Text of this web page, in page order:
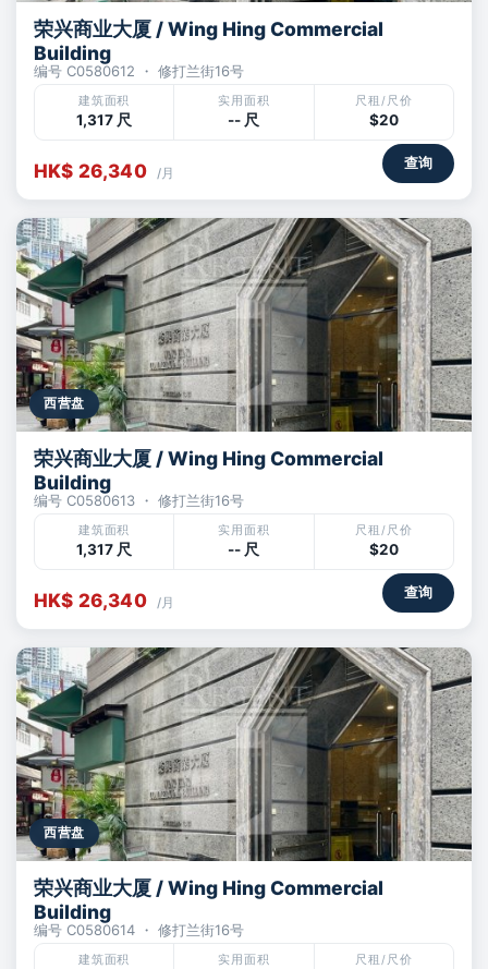
荣兴商业大厦 / Wing Hing Commercial
Building
编号 C0580612 ・ 修打兰街16号
建筑面积
1,317 尺
实用面积
-- 尺
尺租/尺价
$20
HK$ 26,340 /月
查询
西营盘
荣兴商业大厦 / Wing Hing Commercial
Building
编号 C0580613 ・ 修打兰街16号
建筑面积
1,317 尺
实用面积
-- 尺
尺租/尺价
$20
HK$ 26,340 /月
查询
西营盘
荣兴商业大厦 / Wing Hing Commercial
Building
编号 C0580614 ・ 修打兰街16号
建筑面积 实用面积 尺租/尺价